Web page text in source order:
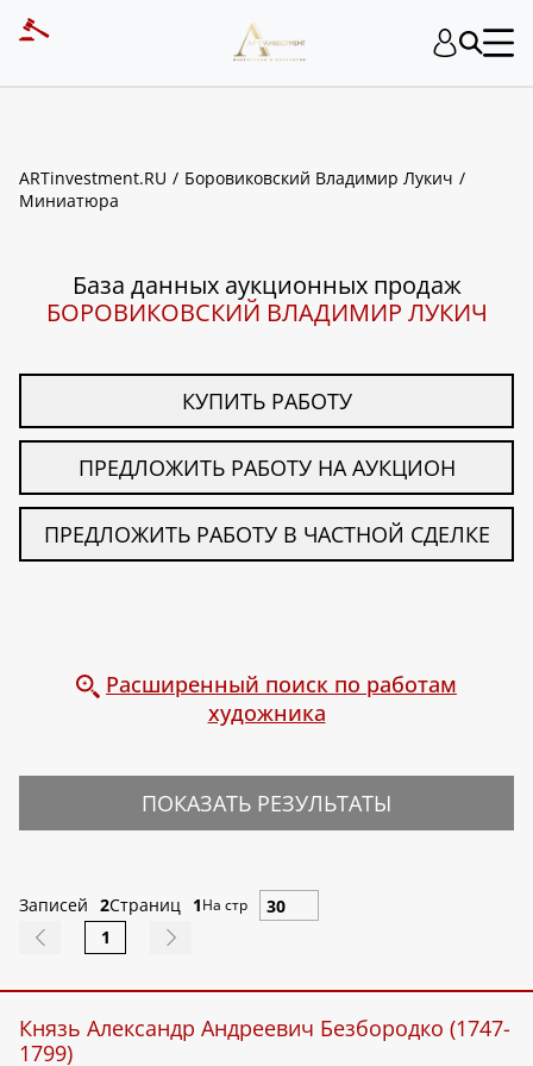
ARTinvestment.RU
Боровиковский Владимир Лукич
Миниатюра
База данных аукционных продаж
БОРОВИКОВСКИЙ ВЛАДИМИР ЛУКИЧ
КУПИТЬ РАБОТУ
ПРЕДЛОЖИТЬ РАБОТУ НА АУКЦИОН
ПРЕДЛОЖИТЬ РАБОТУ В ЧАСТНОЙ СДЕЛКЕ
Расширенный поиск по работам
художника
ПОКАЗАТЬ РЕЗУЛЬТАТЫ
Записей 2Страниц 1На стр
1
Князь Александр Андреевич Безбородко (1747-
1799)